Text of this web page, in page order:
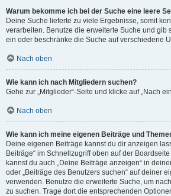
Warum bekomme ich bei der Suche eine leere
Deine Suche lieferte zu viele Ergebnisse, somit
verarbeiten. Benutze die erweiterte Suche und gib
ein oder beschränke die Suche auf verschiedene
Nach oben
Wie kann ich nach Mitgliedern suchen?
Gehe zur „Mitglieder“-Seite und klicke auf „Nach
Nach oben
Wie kann ich meine eigenen Beiträge und
Deine eigenen Beiträge kannst du dir anzeigen
Beiträge“ im Schnellzugriff oben auf der
kannst du auch „Deine Beiträge anzeigen“ in
oder „Beiträge des Benutzers suchen“ auf deiner
verwenden. Benutze die erweiterte Suche, um
zu suchen. Trage dort die entsprechenden